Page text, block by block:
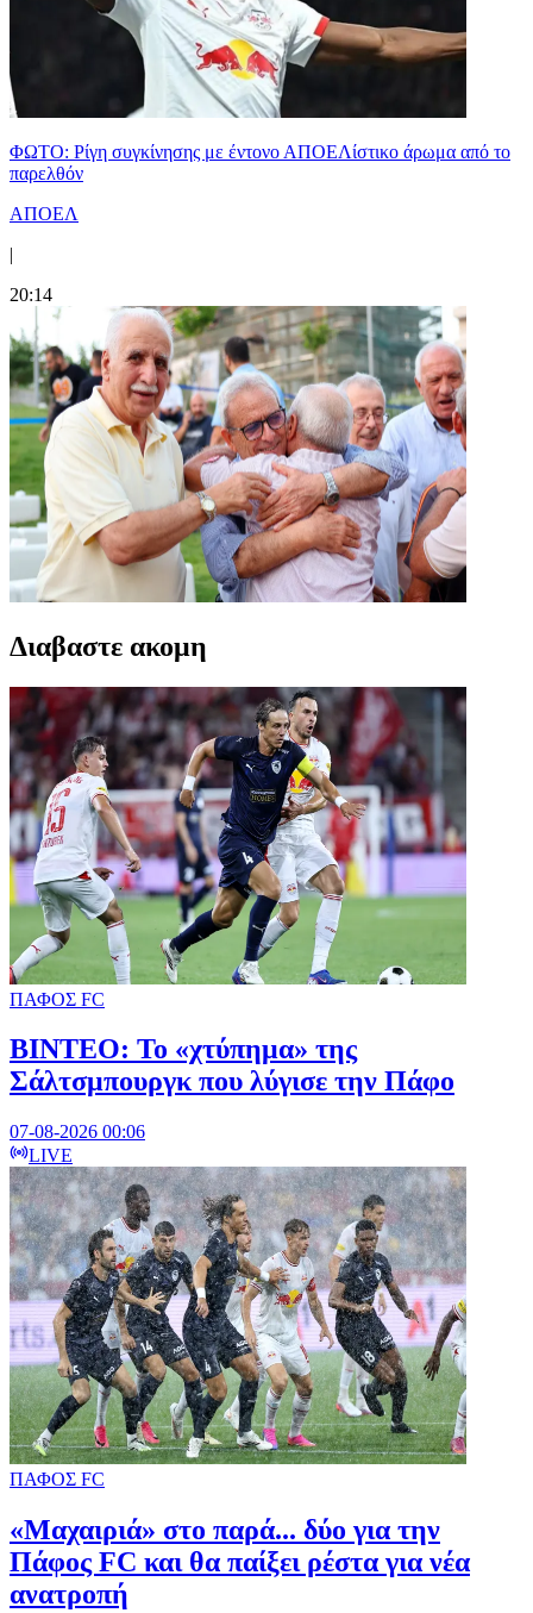
ΦΩΤΟ: Ρίγη συγκίνησης με έντονο ΑΠΟΕΛίστικο άρωμα από το
παρελθόν
ΑΠΟΕΛ
|
20:14
Διαβαστε ακομη
ΠΑΦΟΣ FC
ΒΙΝΤΕΟ: Το «χτύπημα» της
Σάλτσμπουργκ που λύγισε την Πάφο
07-08-2026 00:06
LIVE
ΠΑΦΟΣ FC
«Μαχαιριά» στο παρά... δύο για την
Πάφος FC και θα παίξει ρέστα για νέα
ανατροπή